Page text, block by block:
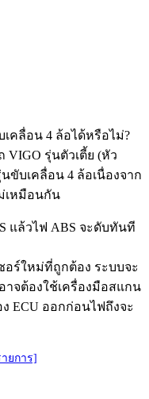
คลื่อน 4 ล้อได้หรือไม่?
รุ่นตัวเตี้ย (หัว
ขับเคลื่อน 4 ล้อเนื่องจาก
เหมือนกัน
แล้วไฟ ABS จะดับทันที
อร์ใหม่ที่ถูกต้อง ระบบจะ
จต้องใช้เครื่องมือสแกน
ECU ออกก่อนไฟถึงจะ
ยการ]